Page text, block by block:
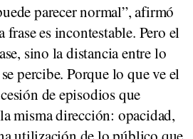
parecer normal”, afirmó
es incontestable. Pero el
sino la distancia entre lo
percibe. Porque lo que ve el
de episodios que
misma dirección: opacidad,